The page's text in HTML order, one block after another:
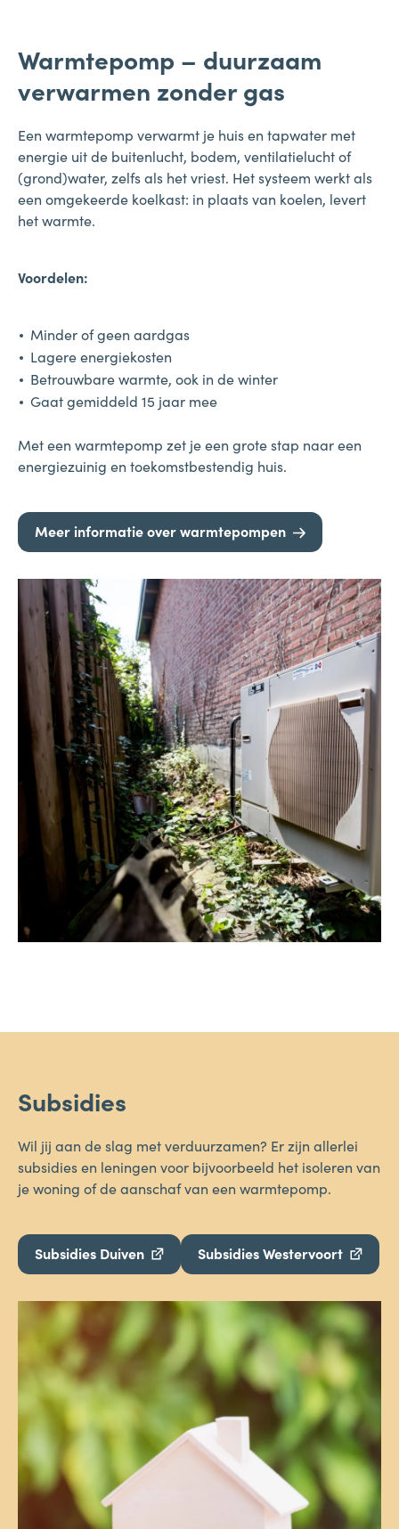
Warmtepomp – duurzaam
verwarmen zonder gas
Een warmtepomp verwarmt je huis en tapwater met
energie uit de buitenlucht, bodem, ventilatielucht of
(grond)water, zelfs als het vriest. Het systeem werkt als
een omgekeerde koelkast: in plaats van koelen, levert
het warmte.
Voordelen:
Minder of geen aardgas
Lagere energiekosten
Betrouwbare warmte, ook in de winter
Gaat gemiddeld 15 jaar mee
Met een warmtepomp zet je een grote stap naar een
energiezuinig en toekomstbestendig huis.
Meer informatie over warmtepompen
Subsidies
Wil jij aan de slag met verduurzamen? Er zijn allerlei
subsidies en leningen voor bijvoorbeeld het isoleren van
je woning of de aanschaf van een warmtepomp.
Subsidies Duiven Subsidies Westervoort